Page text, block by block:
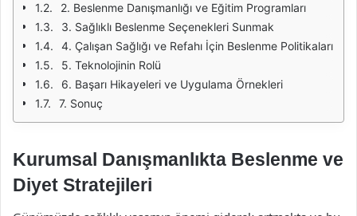
2. Beslenme Danışmanlığı ve Eğitim Programları
3. Sağlıklı Beslenme Seçenekleri Sunmak
4. Çalışan Sağlığı ve Refahı İçin Beslenme Politikaları
5. Teknolojinin Rolü
6. Başarı Hikayeleri ve Uygulama Örnekleri
7. Sonuç
Kurumsal Danışmanlıkta Beslenme ve
Diyet Stratejileri